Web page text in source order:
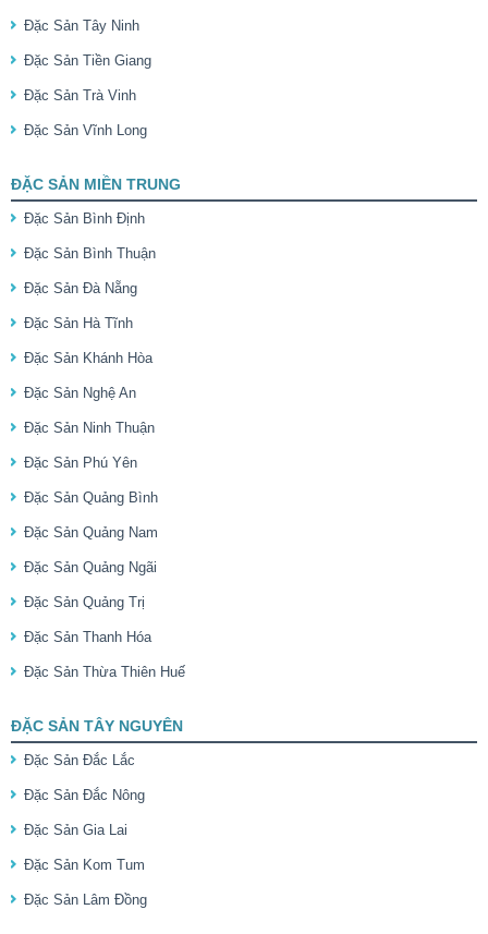
Đặc Sản Tây Ninh
Đặc Sản Tiền Giang
Đặc Sản Trà Vinh
Đặc Sản Vĩnh Long
ĐẶC SẢN MIỀN TRUNG
Đặc Sản Bình Định
Đặc Sản Bình Thuận
Đặc Sản Đà Nẵng
Đặc Sản Hà Tĩnh
Đặc Sản Khánh Hòa
Đặc Sản Nghệ An
Đặc Sản Ninh Thuận
Đặc Sản Phú Yên
Đặc Sản Quảng Bình
Đặc Sản Quảng Nam
Đặc Sản Quảng Ngãi
Đặc Sản Quảng Trị
Đặc Sản Thanh Hóa
Đặc Sản Thừa Thiên Huế
ĐẶC SẢN TÂY NGUYÊN
Đặc Sản Đắc Lắc
Đặc Sản Đắc Nông
Đặc Sản Gia Lai
Đặc Sản Kom Tum
Đặc Sản Lâm Đồng